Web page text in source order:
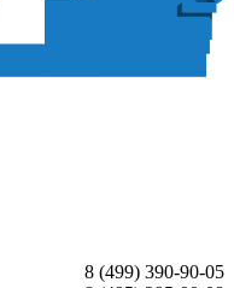
8 (499) 390-90-05